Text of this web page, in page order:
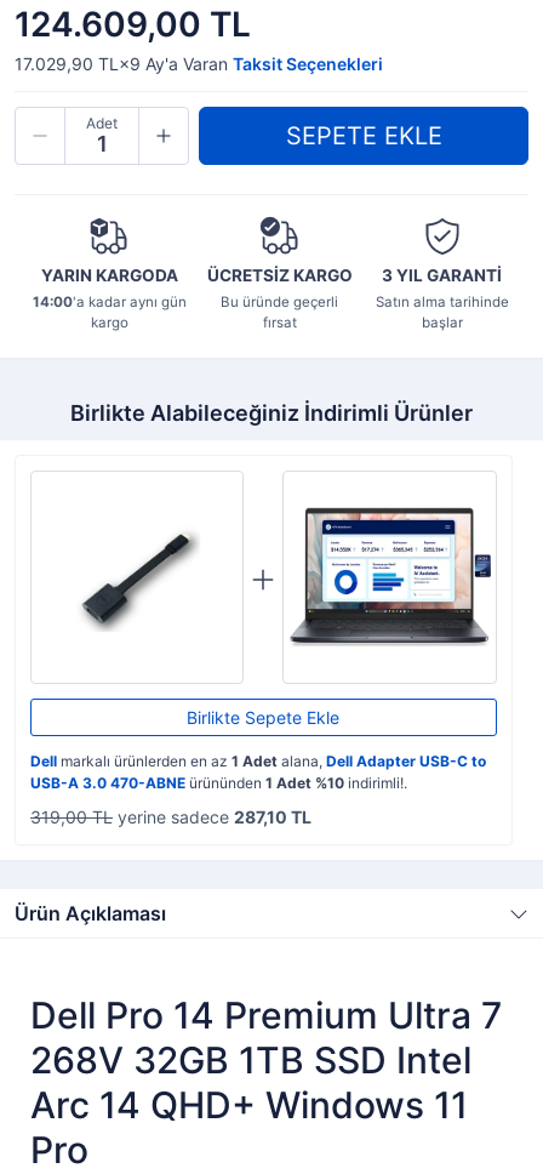
124.609,00 TL
17.029,90 TL×9 Ay'a Varan Taksit Seçenekleri
Adet
YARIN KARGODA
14:00'a kadar aynı gün
kargo
ÜCRETSİZ KARGO
Bu üründe geçerli
fırsat
3 YILGARANTİ
Satın alma tarihinde
başlar
Birlikte Alabileceğiniz İndirimli Ürünler
Birlikte Sepete Ekle
Dell markalı ürünlerden en az 1 Adet alana, Dell Adapter USB-C to
USB-A 3.0 470-ABNE ürününden 1 Adet %10 indirimli!.
319,00 TL yerine sadece 287,10 TL
Ürün Açıklaması
Dell Pro 14 Premium Ultra 7
268V 32GB 1TB SSD Intel
Arc 14 QHD+ Windows 11
Pro